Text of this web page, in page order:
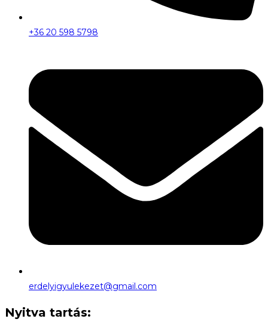
+36 20 598 5798
erdelyigyulekezet@gmail.com
Nyitva tartás: